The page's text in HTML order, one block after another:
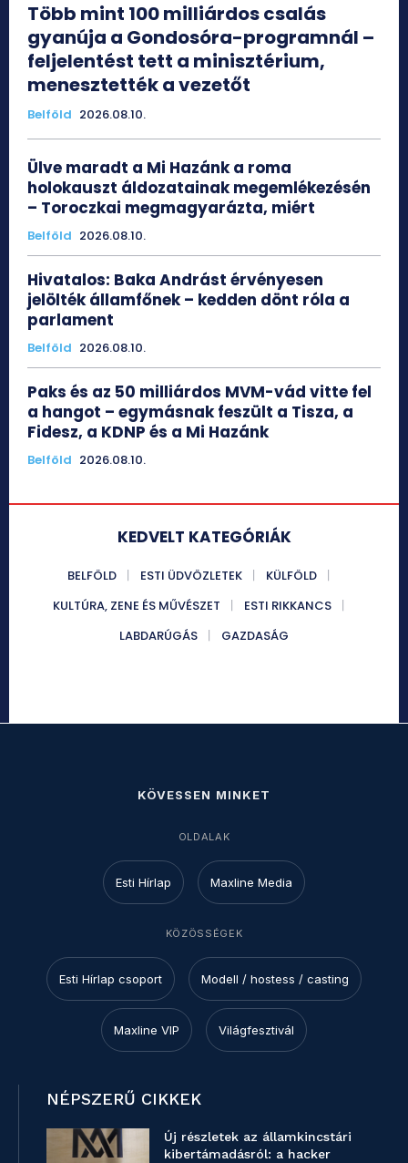
Több mint 100 milliárdos csalás
gyanúja a Gondosóra-programnál –
feljelentést tett a minisztérium,
menesztették a vezetőt
Belföld 2026.08.10.
Ülve maradt a Mi Hazánk a roma
holokauszt áldozatainak megemlékezésén
– Toroczkai megmagyarázta, miért
Belföld 2026.08.10.
Hivatalos: Baka Andrást érvényesen
jelölték államfőnek – kedden dönt róla a
parlament
Belföld 2026.08.10.
Paks és az 50 milliárdos MVM-vád vitte fel
a hangot – egymásnak feszült a Tisza, a
Fidesz, a KDNP és a Mi Hazánk
Belföld 2026.08.10.
KEDVELT KATEGÓRIÁK
BELFÖLD ESTI ÜDVÖZLETEK
KÜLFÖLD
KULTÚRA, ZENE ÉS MŰVÉSZET
ESTI RIKKANCS
LABDARÚGÁS
GAZDASÁG
KÖVESSEN MINKET
OLDALAK
Esti Hírlap Maxline Media
KÖZÖSSÉGEK
Esti Hírlap csoport Modell / hostess / casting
Maxline VIP Világfesztivál
NÉPSZERŰ CIKKEK
Új részletek az államkincstári
kibertámadásról: a hacker